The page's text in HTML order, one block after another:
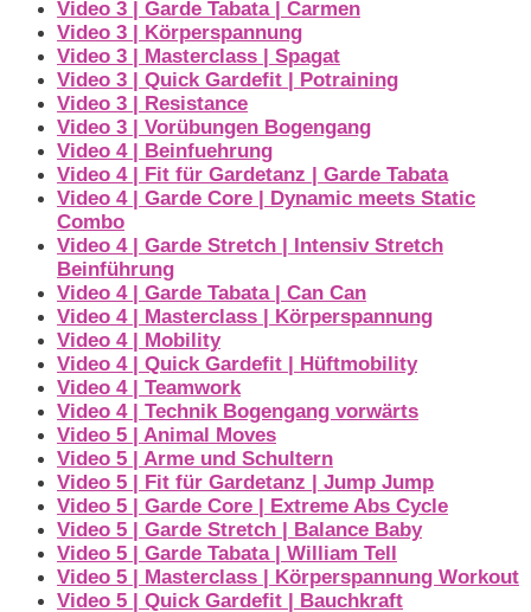
Video 3 | Garde Tabata | Carmen
Video 3 | Körperspannung
Video 3 | Masterclass | Spagat
Video 3 | Quick Gardefit | Potraining
Video 3 | Resistance
Video 3 | Vorübungen Bogengang
Video 4 | Beinfuehrung
Video 4 | Fit für Gardetanz | Garde Tabata
Video 4 | Garde Core | Dynamic meets Static
Combo
Video 4 | Garde Stretch | Intensiv Stretch
Beinführung
Video 4 | Garde Tabata | Can Can
Video 4 | Masterclass | Körperspannung
Video 4 | Mobility
Video 4 | Quick Gardefit | Hüftmobility
Video 4 | Teamwork
Video 4 | Technik Bogengang vorwärts
Video 5 | Animal Moves
Video 5 | Arme und Schultern
Video 5 | Fit für Gardetanz | Jump Jump
Video 5 | Garde Core | Extreme Abs Cycle
Video 5 | Garde Stretch | Balance Baby
Video 5 | Garde Tabata | William Tell
Video 5 | Masterclass | Körperspannung Workout
Video 5 | Quick Gardefit | Bauchkraft